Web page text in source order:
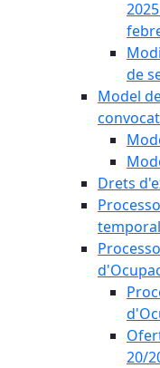
de
Model
Drets
temporal
20/